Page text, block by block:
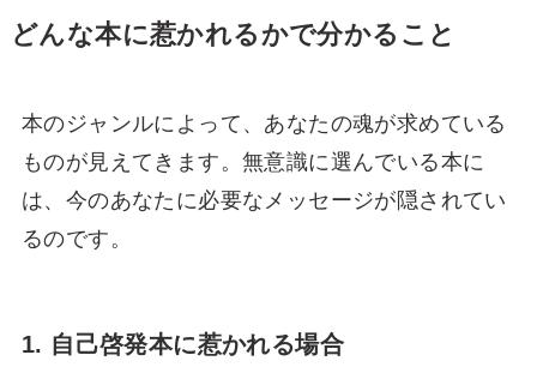
どんな本に惹かれるかで分かること
本のジャンルによって、あなたの魂が求めている
ものが見えてきます。無意識に選んでいる本に
は、今のあなたに必要なメッセージが隠されてい
るのです。
1. 自己啓発本に惹かれる場合